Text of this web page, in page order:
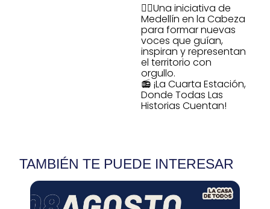
✌🏻Una iniciativa de
Medellín en la Cabeza
para formar nuevas
voces que guían,
inspiran y representan
el territorio con
orgullo.
📻 ¡La Cuarta Estación,
Donde Todas Las
Historias Cuentan!
TAMBIÉN TE PUEDE INTERESAR